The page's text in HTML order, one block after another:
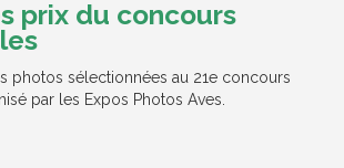
prix du concours
photos sélectionnées au 21e concours
par les Expos Photos Aves.